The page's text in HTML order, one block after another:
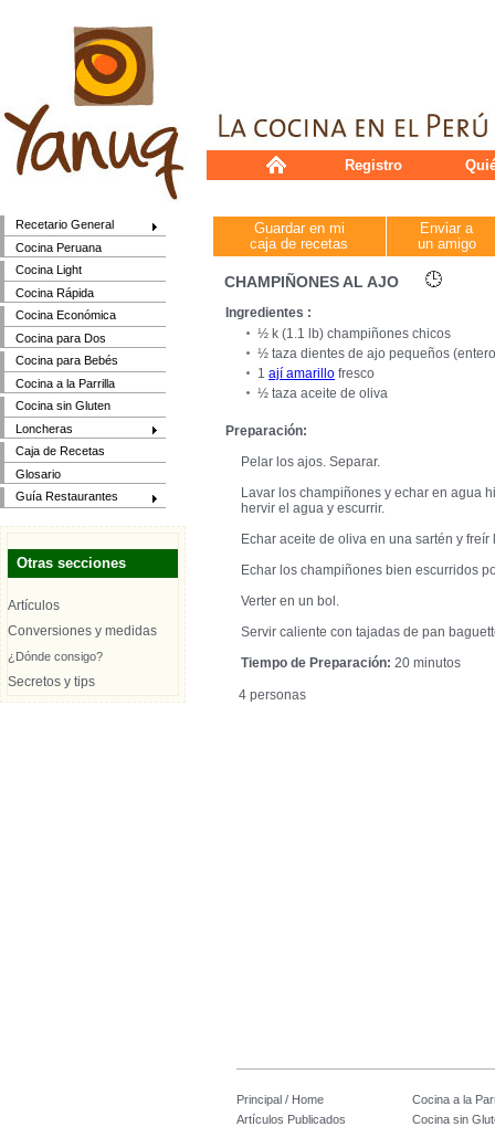
Recetario General
Cocina Peruana
Cocina Light
Cocina Rápida
Cocina Económica
Cocina para Dos
Cocina para Bebés
Cocina a la Parrilla
Cocina sin Gluten
Loncheras
Caja de Recetas
Glosario
Guía Restaurantes
Otras secciones
Artículos
Conversiones y medidas
¿Dónde consigo?
Secretos y tips
Registro
Guardar en mi
caja de recetas
Enviar a
un amigo
CHAMPIÑONES AL AJO
Ingredientes :
½ k (1.1 lb) champiñones chicos
½ taza dientes de ajo pequeños
1 ají amarillo fresco
½ taza aceite de oliva
Preparación:
Pelar los ajos. Separar.
Lavar los champiñones y echar en agua
hervir el agua y escurrir.
Echar aceite de oliva en una sartén y
Echar los champiñones bien escurridos
Verter en un bol.
Servir caliente con tajadas de pan
Tiempo de Preparación: 20 minutos
4 personas
Principal / Home
Cocina a la
Artículos Publicados
Cocina sin